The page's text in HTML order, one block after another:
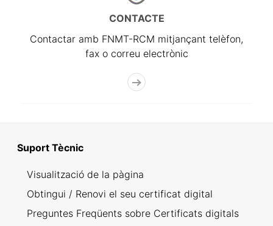
CONTACTE
Contactar amb FNMT-RCM mitjançant telèfon,
fax o correu electrònic
Suport Tècnic
Visualització de la pàgina
Obtingui / Renovi el seu certificat digital
Preguntes Freqüents sobre Certificats digitals